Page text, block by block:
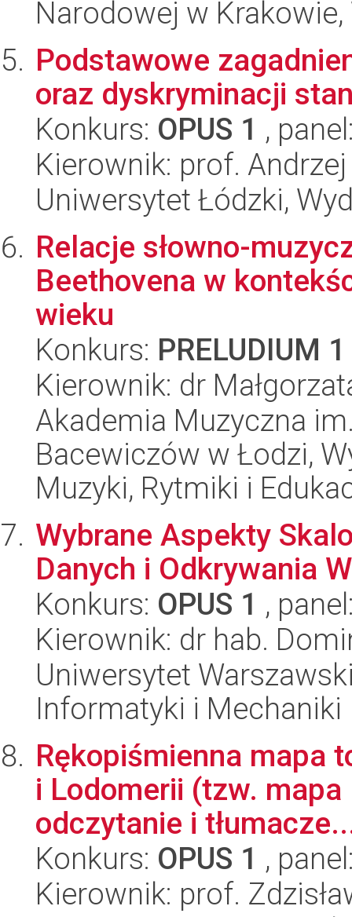
Narodowej w Krakowie,
Podstawowe
oraz dyskryminacji
Konkurs: OPUS 1 ,
Kierownik: prof.
Uniwersytet Łódzki,
Relacje słowno-
Beethovena w
wieku
Konkurs: PRELUDIUM 1
Kierownik: dr
Akademia Muzyczna
Bacewiczów w Łodzi,
Muzyki, Rytmiki i
Wybrane Aspekty
Danych i Odkrywania
Konkurs: OPUS 1 ,
Kierownik: dr hab.
Uniwersytet
Informatyki i Mechaniki
Rękopiśmienna mapa
i Lodomerii (tzw.
odczytanie i
Konkurs: OPUS 1 ,
Kierownik: prof.